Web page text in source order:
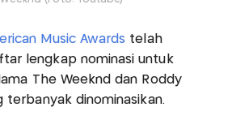
Music Awards telah
lengkap nominasi untuk
The Weeknd dan Roddy
terbanyak dinominasikan.